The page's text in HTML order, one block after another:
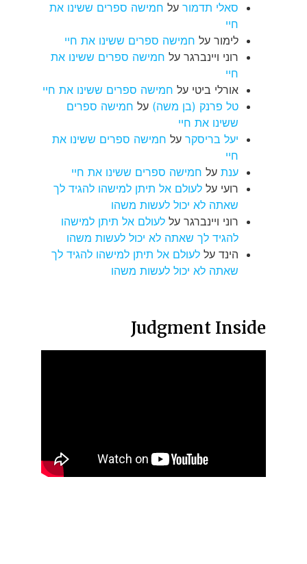
סאלי תדמור על חמישה ספרים ששינו את
חיי
לימור על חמישה ספרים ששינו את חיי
רוני ויינברגר על חמישה ספרים ששינו את
חיי
אורלי ביטי על חמישה ספרים ששינו את חיי
טל פרנק (בן משה) על חמישה ספרים
ששינו את חיי
יעל בריסקר על חמישה ספרים ששינו את
חיי
ענת על חמישה ספרים ששינו את חיי
רועי על לעולם אל תיתן למישהו להגיד לך
שאתה לא יכול לעשות משהו
רוני ויינברגר על לעולם אל תיתן למישהו
להגיד לך שאתה לא יכול לעשות משהו
הינד על לעולם אל תיתן למישהו להגיד לך
שאתה לא יכול לעשות משהו
Judgment Inside